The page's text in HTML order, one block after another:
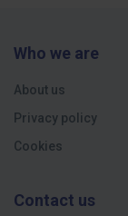
Who we are
About us
Privacy policy
Cookies
Contact us